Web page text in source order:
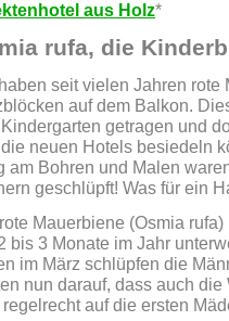
aus Holz*
rufa, die
seit vielen Jahren rote
auf dem Balkon.
getragen und
neuen Hotels besiedeln
am Bohren und Malen
geschlüpft! Was für ein
Mauerbiene (Osmia
bis 3 Monate im Jahr
im März schlüpfen die
nun darauf, dass auch
auf die ersten